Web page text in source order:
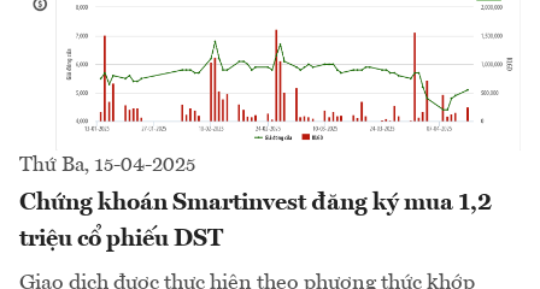
Thứ Ba, 15-04-2025
Chứng khoán Smartinvest đăng ký mua 1,2
triệu cổ phiếu DST
Giao dịch được thực hiện theo phương thức khớp